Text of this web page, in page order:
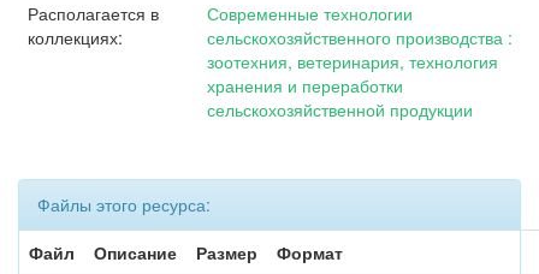
Располагается в
коллекциях:
Современные технологии
сельскохозяйственного производства :
зоотехния, ветеринария, технология
хранения и переработки
сельскохозяйственной продукции
Файлы этого ресурса:
Файл
Описание Размер
Формат